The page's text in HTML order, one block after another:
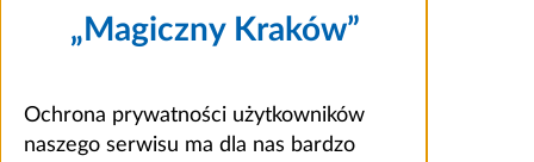
„Magiczny Kraków”
Ochrona prywatności użytkowników
naszego serwisu ma dla nas bardzo